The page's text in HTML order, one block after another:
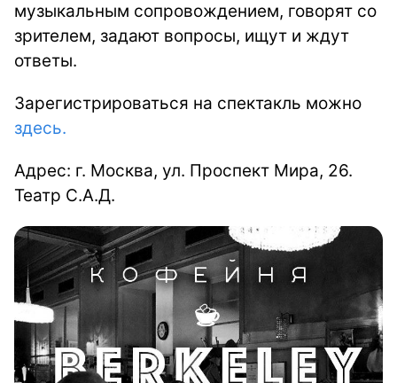
музыкальным сопровождением, говорят со
зрителем, задают вопросы, ищут и ждут
ответы.
Зарегистрироваться на спектакль можно
здесь.
Адрес: г. Москва, ул. Проспект Мира, 26.
Театр С.А.Д.